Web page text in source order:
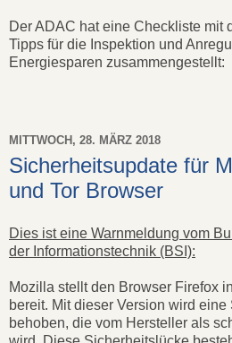
Der ADAC hat eine Checkliste mit
Tipps für die Inspektion und
Energiesparen zusammengestellt:
MITTWOCH, 28. MÄRZ 2018
Sicherheitsupdate für
und Tor Browser
Dies ist eine Warnmeldung vom
der Informationstechnik (BSI):
Mozilla stellt den Browser Firefox
bereit. Mit dieser Version wird
behoben, die vom Hersteller als